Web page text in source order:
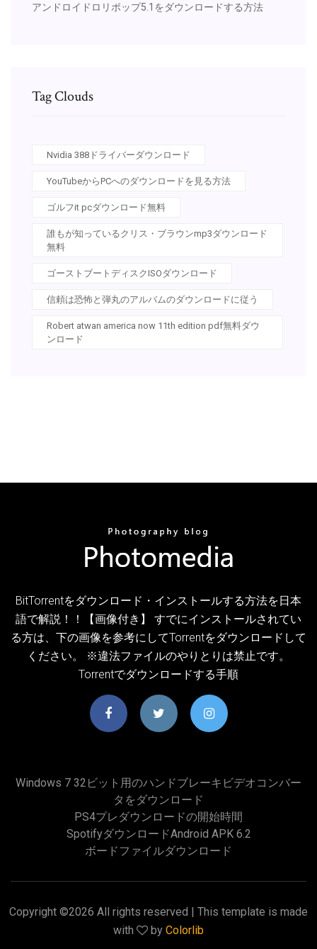
アンドロイドロリポップ5.1をダウンロードする方法
Tag Clouds
Nvidia 388ドライバーダウンロード
YouTubeからPCへのダウンロードを見る方法
ゴルフit pcダウンロード無料
誰もが知っているクリス・ブラウンmp3ダウンロード
無料
ゴーストブートディスクISOダウンロード
信頼は恐怖と弾丸のアルバムのダウンロードに従う
Robert atwan america now 11th edition pdf無料ダウ
ンロード
BitTorrentをダウンロード・インストールする方法を日本
語で解説！！【画像付き】 すでにインストールされてい
る方は、下の画像を参考にしてTorrentをダウンロードして
ください。 ※違法ファイルのやりとりは禁止です。
Torrentでダウンロードする手順
Windows 7 32ビット用のハンドブレーキビデオコンバー
タをダウンロード
PS4プレダウンロードの開始時間
SpotifyダウンロードAndroid APK 6.2
ボードファイルダウンロード
Copyright ©2026 All rights reserved | This template is made
with
by Colorlib